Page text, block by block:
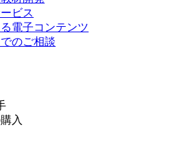
ビス
電子コンテンツ
のご相談
入